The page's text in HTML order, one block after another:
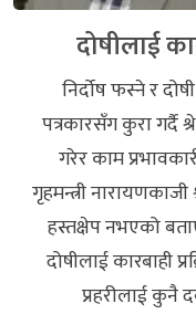
दोषीलाई
निर्दोष फस्ने र
पत्रकारसँग कुरा गर्दै
गरेर काम
गृहमन्त्री
हस्तक्षेप नभएको
दोषीलाई कारबाही
प्रहरीलाई कुनै